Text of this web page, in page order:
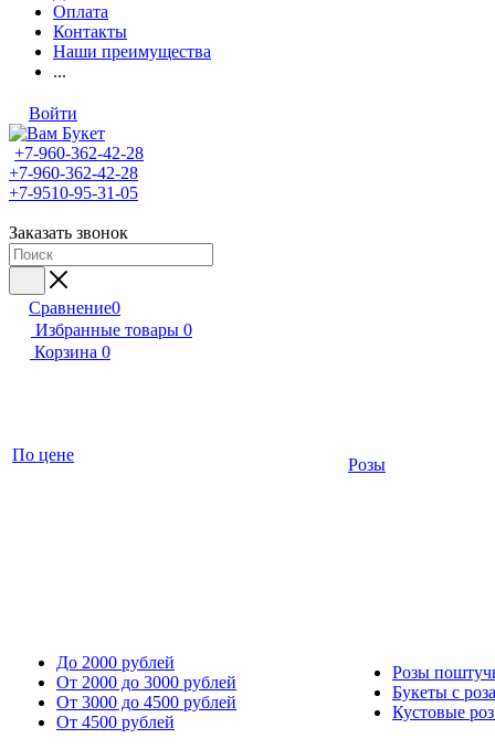
Оплата
Контакты
Наши преимущества
...
Войти
+7-960-362-42-28
+7-960-362-42-28
+7-9510-95-31-05
Заказать звонок
Сравнение0
Избранные товары 0
Корзина 0
По цене
До 2000 рублей
От 2000 до 3000 рублей
От 3000 до 4500 рублей
От 4500 рублей
Розы
Розы
Букеты с
Кустовые